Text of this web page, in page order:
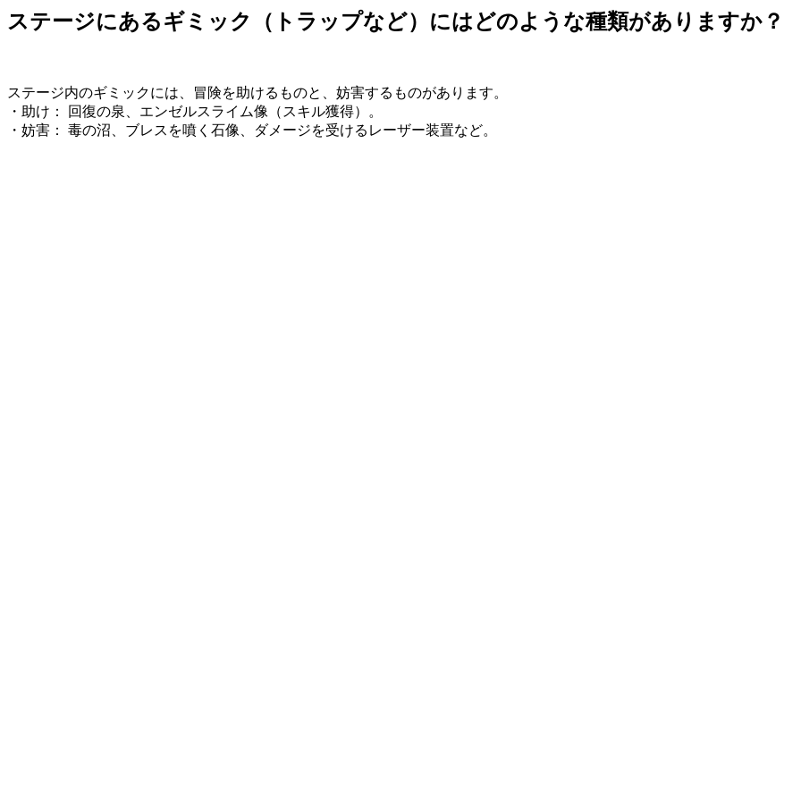
ステージにあるギミック（トラップなど）にはどのような種類がありますか？
ステージ内のギミックには、冒険を助けるものと、妨害するものがあります。
・助け： 回復の泉、エンゼルスライム像（スキル獲得）。
・妨害： 毒の沼、ブレスを噴く石像、ダメージを受けるレーザー装置など。